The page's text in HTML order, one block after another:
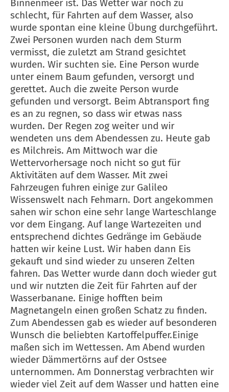
Binnenmeer ist. Das Wetter war noch zu
schlecht, für Fahrten auf dem Wasser, also
wurde spontan eine kleine Übung durchgeführt.
Zwei Personen wurden nach dem Sturm
vermisst, die zuletzt am Strand gesichtet
wurden. Wir suchten sie. Eine Person wurde
unter einem Baum gefunden, versorgt und
gerettet. Auch die zweite Person wurde
gefunden und versorgt. Beim Abtransport fing
es an zu regnen, so dass wir etwas nass
wurden. Der Regen zog weiter und wir
wendeten uns dem Abendessen zu. Heute gab
es Milchreis. Am Mittwoch war die
Wettervorhersage noch nicht so gut für
Aktivitäten auf dem Wasser. Mit zwei
Fahrzeugen fuhren einige zur Galileo
Wissenswelt nach Fehmarn. Dort angekommen
sahen wir schon eine sehr lange Warteschlange
vor dem Eingang. Auf lange Wartezeiten und
entsprechend dichtes Gedränge im Gebäude
hatten wir keine Lust. Wir haben dann Eis
gekauft und sind wieder zu unseren Zelten
fahren. Das Wetter wurde dann doch wieder gut
und wir nutzten die Zeit für Fahrten auf der
Wasserbanane. Einige hofften beim
Magnetangeln einen großen Schatz zu finden.
Zum Abendessen gab es wieder auf besonderen
Wunsch die beliebten Kartoffelpuffer.Einige
maßen sich im Wettessen. Am Abend wurden
wieder Dämmertörns auf der Ostsee
unternommen. Am Donnerstag verbrachten wir
wieder viel Zeit auf dem Wasser und hatten eine